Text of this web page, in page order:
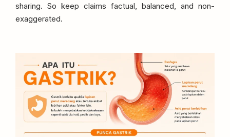
sharing. So keep claims factual, balanced, and non-
exaggerated.